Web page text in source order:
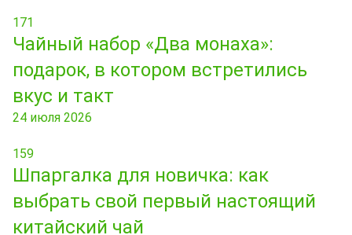
171
Чайный набор «Два монаха»:
подарок, в котором встретились
вкус и такт
24 июля 2026
159
Шпаргалка для новичка: как
выбрать свой первый настоящий
китайский чай